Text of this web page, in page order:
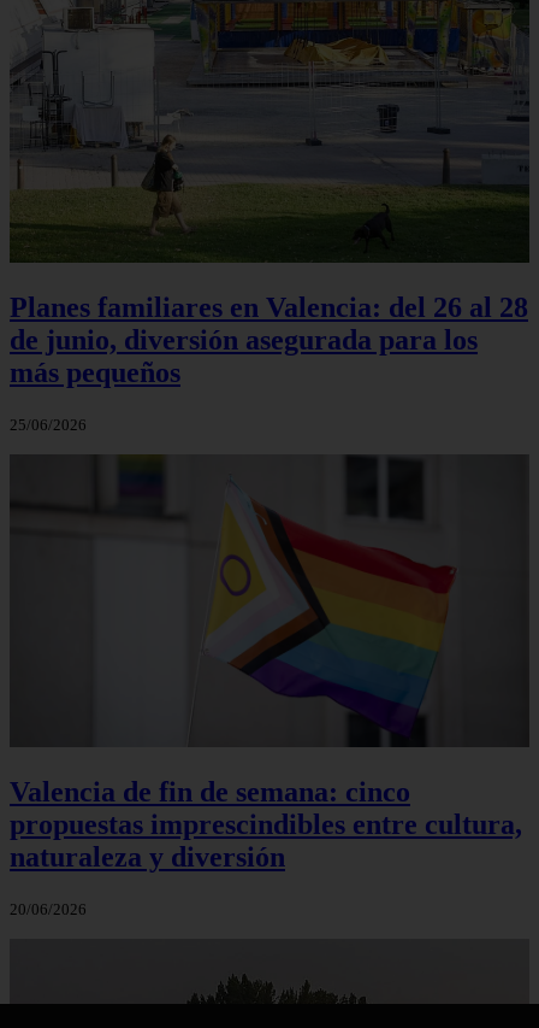
Planes familiares en Valencia: del 26 al 28
de junio, diversión asegurada para los
más pequeños
25/06/2026
Valencia de fin de semana: cinco
propuestas imprescindibles entre cultura,
naturaleza y diversión
20/06/2026